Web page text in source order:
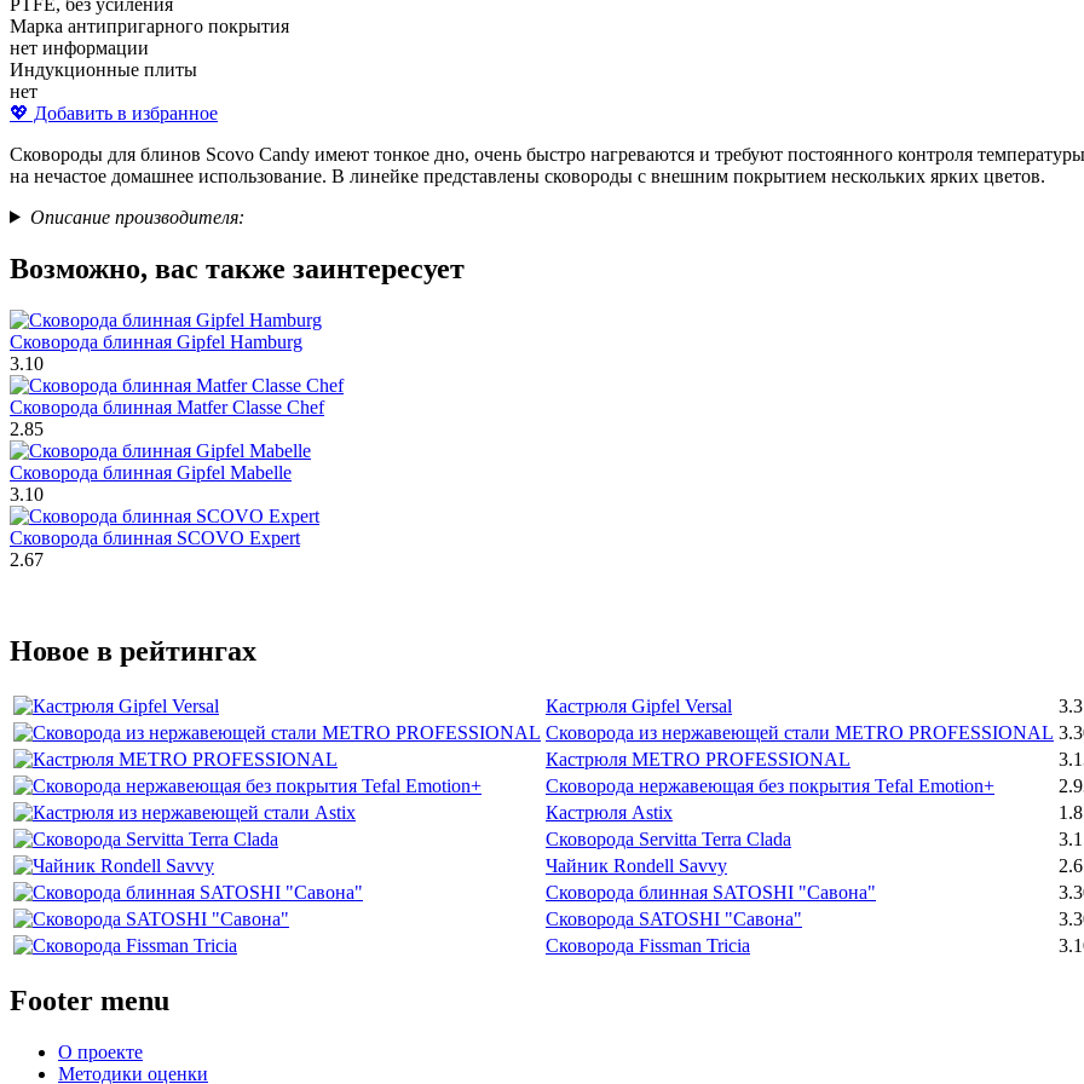
Марка антипригарного покрытия
нет информации
Индукционные плиты
нет
💖 Добавить в избранное
Сковороды для блинов Scovo Candy имеют тонкое дно, очень быстро нагреваются и требуют постоянного контроля
на нечастое домашнее использование. В линейке представлены сковороды с внешним покрытием нескольких ярких цветов.
Описание производителя:
Возможно, вас также заинтересует
Сковорода блинная Gipfel Hamburg
3.10
Сковорода блинная Matfer Classe Chef
2.85
Сковорода блинная Gipfel Mabelle
3.10
Сковорода блинная SCOVO Expert
2.67
Новое в рейтингах
Кастрюля Gipfel Versal
Сковорода из нержавеющей стали METRO PROFESSIONAL
Кастрюля METRO PROFESSIONAL
Сковорода нержавеющая без покрытия Tefal Emotion+
Кастрюля Astix
Сковорода Servitta Terra Clada
Чайник Rondell Savvy
Сковорода блинная SATOSHI "Савона"
Сковорода SATOSHI "Савона"
Сковорода Fissman Tricia
Footer menu
О проекте
Методики оценки